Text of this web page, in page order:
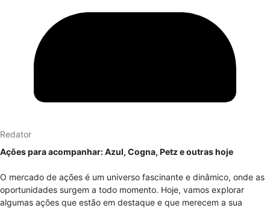
Redator
Ações para acompanhar: Azul, Cogna, Petz e outras hoje
O mercado de ações é um universo fascinante e dinâmico, onde as
oportunidades surgem a todo momento. Hoje, vamos explorar
algumas ações que estão em destaque e que merecem a sua